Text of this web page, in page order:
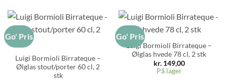
Go' Pris
Luigi Bormioli Birrateque –
Ølglas stout/porter 60 cl, 2
stk
Go' Pris
Luigi Bormioli Birrateque –
Ølglas hvede 78 cl, 2 stk
kr.149,00
På lager